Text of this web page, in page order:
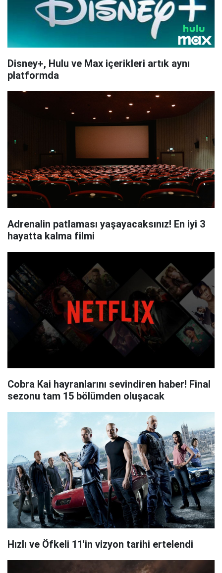
Disney+, Hulu ve Max içerikleri artık aynı
platformda
Adrenalin patlaması yaşayacaksınız! En iyi 3
hayatta kalma filmi
Cobra Kai hayranlarını sevindiren haber! Final
sezonu tam 15 bölümden oluşacak
Hızlı ve Öfkeli 11'in vizyon tarihi ertelendi